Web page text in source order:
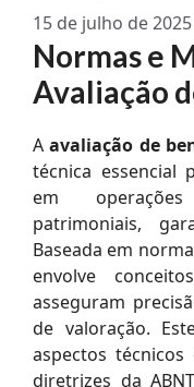
15 de julho de 2025
Normas e
Avaliação
Aavaliação de
técnica essencial
em operações
patrimoniais,
Baseada em
envolve
asseguram
de valoração.
aspectos
diretrizes da